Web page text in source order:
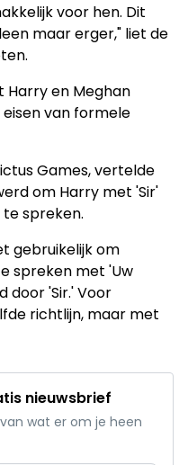
voor hen. Dit
maar erger," liet de
Harry en Meghan
van formele
Games, vertelde
om Harry met 'Sir'
te spreken.
gebruikelijk om
spreken met 'Uw
door 'Sir.' Voor
richtlijn, maar met
nieuwsbrief
wat er om je heen